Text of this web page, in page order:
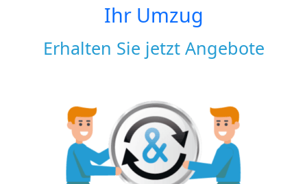
Ihr Umzug
Erhalten Sie jetzt Angebote